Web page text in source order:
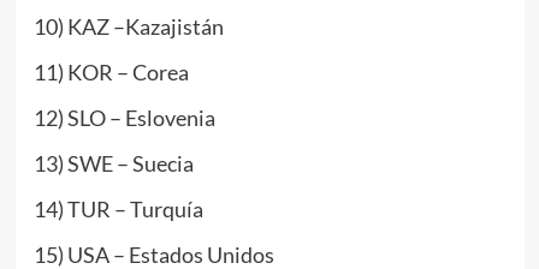
10) KAZ –Kazajistán
11) KOR – Corea
12) SLO – Eslovenia
13) SWE – Suecia
14) TUR – Turquía
15) USA – Estados Unidos